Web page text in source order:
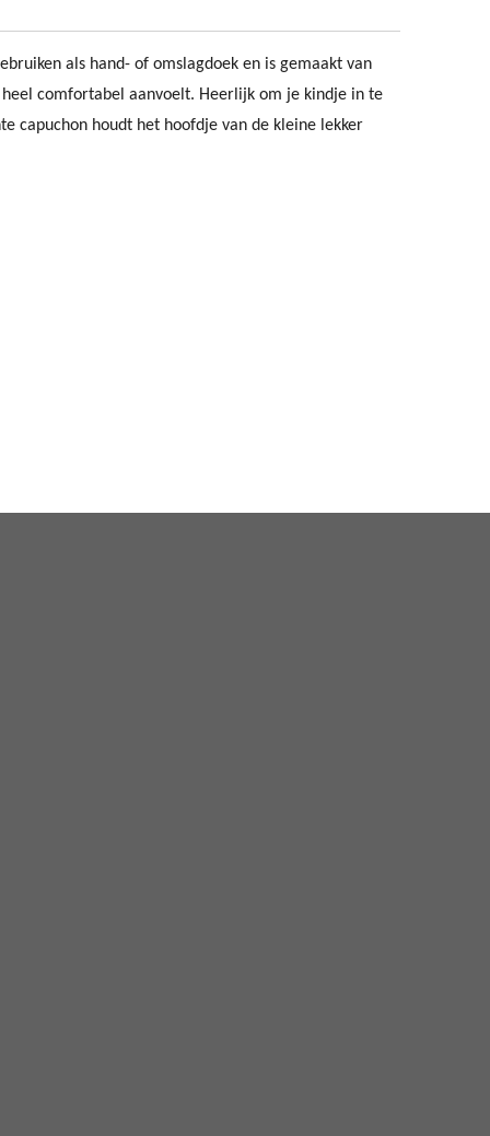
als hand- of omslagdoek en is gemaakt van
comfortabel aanvoelt. Heerlijk om je kindje in te
capuchon houdt het hoofdje van de kleine lekker